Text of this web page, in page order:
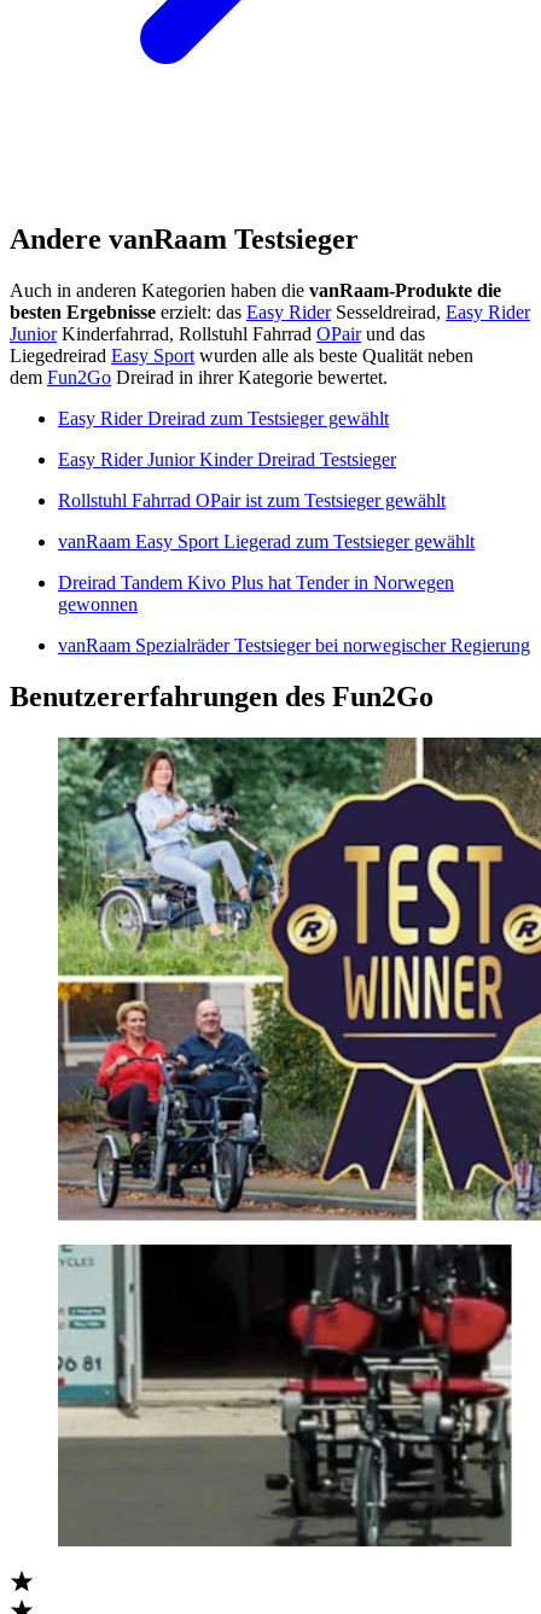
Andere vanRaam Testsieger
Auch in anderen Kategorien haben die vanRaam-Produkte die
besten Ergebnisse erzielt: das Easy RiderSesseldreirad, Easy Rider
JuniorKinderfahrrad, Rollstuhl Fahrrad OPairund das
Liegedreirad Easy Sport wurden alle als beste Qualität neben
dem Fun2Go Dreirad in ihrer Kategorie bewertet. ​
Easy Rider Dreirad zum Testsieger gewählt
Easy Rider Junior Kinder Dreirad Testsieger
Rollstuhl Fahrrad OPair ist zum Testsieger gewählt
vanRaam Easy Sport Liegerad zum Testsieger gewählt
Dreirad Tandem Kivo Plus hat Tender in Norwegen
gewonnen
vanRaam Spezialräder Testsieger bei norwegischer Regierung
Benutzererfahrungen des Fun2Go